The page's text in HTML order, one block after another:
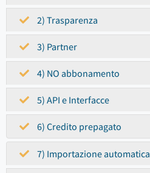
2) Trasparenza
3) Partner
4) NO abbonamento
5) API e Interfacce
6) Credito prepagato
7) Importazione automatica